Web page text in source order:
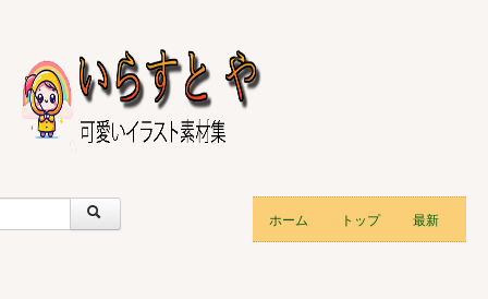
ホーム トップ 最新